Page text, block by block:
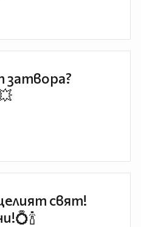
затвора?
свят!